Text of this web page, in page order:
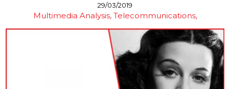
29/03/2019
Multimedia Analysis Telecommunications